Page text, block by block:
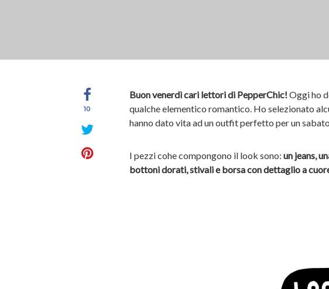
10
Buon venerdì cari lettori di PepperChic!Oggi ho
qualche elementico romantico. Ho selezionato
hanno dato vita ad un outfit perfetto per un
I pezzi cohe compongono il look sono: un jeans,
bottoni dorati, stivali e borsa con dettaglio a